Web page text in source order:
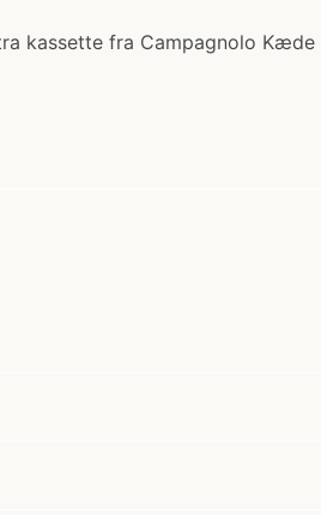
kassette fra Campagnolo